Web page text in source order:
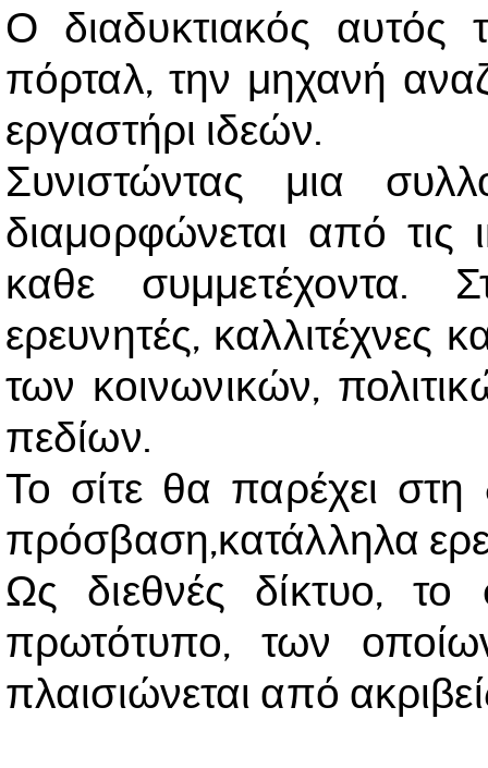
Ο διαδυκτιακός
πόρταλ, την μηχανή
εργαστήρι ιδεών.
Συνιστώντας μια
διαμορφώνεται από τις
καθε συμμετέχοντα.
ερευνητές, καλλιτέχνες
των κοινωνικών,
πεδίων.
Το σίτε θα παρέχει
πρόσβαση,κατάλληλα
Ως διεθνές δίκτυο, το
πρωτότυπο, των
πλαισιώνεται από